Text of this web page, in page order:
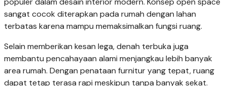
sangat cocok diterapkan pada rumah dengan lahan
terbatas karena mampu memaksimalkan fungsi ruang.
Selain memberikan kesan lega, denah terbuka juga
membantu pencahayaan alami menjangkau lebih banyak
area rumah. Dengan penataan furnitur yang tepat, ruang
dapat tetap terasa rapi meskipun tanpa banyak sekat.